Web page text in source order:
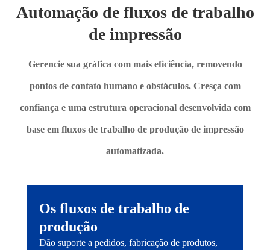
Automação de fluxos de trabalho
de impressão
Gerencie sua gráfica com mais eficiência, removendo
pontos de contato humano e obstáculos. Cresça com
confiança e uma estrutura operacional desenvolvida com
base em fluxos de trabalho de produção de impressão
automatizada.
Os fluxos de trabalho de
produção
Dão suporte a pedidos, fabricação de produtos,